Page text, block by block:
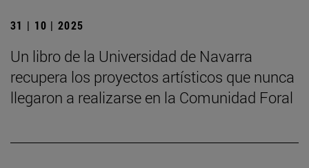
31 | 10 | 2025
Un libro de la Universidad de Navarra
recupera los proyectos artísticos que nunca
llegaron a realizarse en la Comunidad Foral